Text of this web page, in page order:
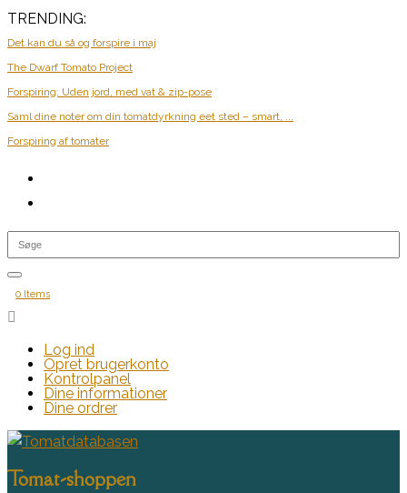
TRENDING:
Det kan du så og forspire i maj
The Dwarf Tomato Project
Forspiring: Uden jord, med vat & zip-pose
Saml dine noter om din tomatdyrkning eet sted – smart, ...
Forspiring af tomater
0 Items

Log ind
Opret brugerkonto
Kontrolpanel
Dine informationer
Dine ordrer
Tomat-shoppen